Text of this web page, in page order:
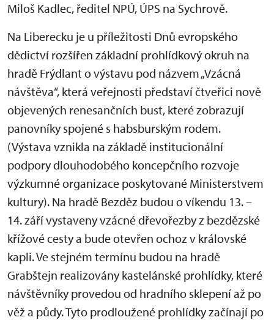
Miloš Kadlec, ředitel NPÚ, ÚPS na Sychrově.
Na Liberecku je u příležitosti Dnů evropského
dědictví rozšířen základní prohlídkový okruh na
hradě Frýdlant o výstavu pod názvem „Vzácná
návštěva“, která veřejnosti představí čtveřici nově
objevených renesančních bust, které zobrazují
panovníky spojené s habsburským rodem.
(Výstava vznikla na základě institucionální
podpory dlouhodobého koncepčního rozvoje
výzkumné organizace poskytované Ministerstvem
kultury). Na hradě Bezděz budou o víkendu 13. –
14. září vystaveny vzácné dřevořezby z bezdězské
křížové cesty a bude otevřen ochoz v královské
kapli. Ve stejném termínu budou na hradě
Grabštejn realizovány kastelánské prohlídky, které
návštěvníky provedou od hradního sklepení až po
věž a půdy. Tyto prodloužené prohlídky začínají po